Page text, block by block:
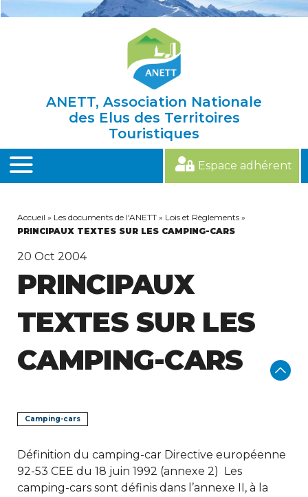
ANETT, Association Nationale
des Elus des Territoires
Touristiques
MENU
Espace adhérent
Accueil » Les documents de l'ANETT » Lois et Règlements »
PRINCIPAUX TEXTES SUR LES CAMPING-CARS
20 Oct 2004
PRINCIPAUX
TEXTES SUR LES
CAMPING-CARS
Camping-cars
Définition du camping-car Directive européenne
92-53 CEE du 18 juin 1992 (annexe 2) Les
camping-cars sont définis dans l’annexe II, à la